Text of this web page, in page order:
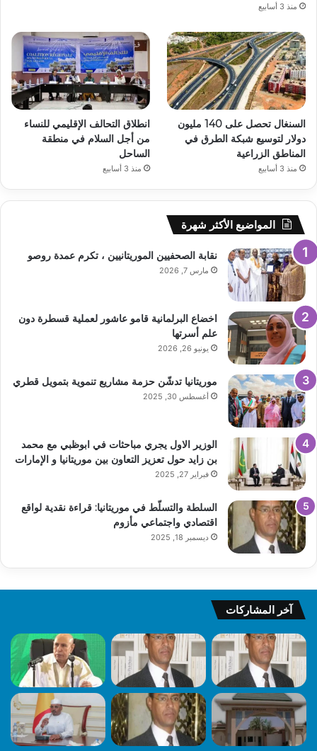
منذ 3 أسابيع
السنغال تحصل على 140 مليون
دولار لتوسيع شبكة الطرق في
المناطق الزراعية
منذ 3 أسابيع
انطلاق التحالف الإقليمي للنساء
من أجل السلام في منطقة
الساحل
منذ 3 أسابيع
المواضيع الأكثر شهرة
نقابة الصحفيين الموريتانيين ، تكرم عمدة روصو
مارس 7, 2026
اخضاع البرلمانية قامو عاشور لعملية قسطرة دون
علم أسرتها
يونيو 26, 2026
موريتانيا تدشّن حزمة مشاريع تنموية بتمويل قطري
أغسطس 30, 2025
الوزير الاول يجري مباحثات في ابوظبي مع محمد
بن زايد حول تعزيز التعاون بين موريتانيا و الإمارات
فبراير 27, 2025
السلطة والتسلّط في موريتانيا: قراءة نقدية لواقع
اقتصادي واجتماعي مأزوم
ديسمبر 18, 2025
آخر المشاركات